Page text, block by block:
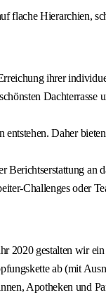
flache Hierarchien,
ihrer
Daher
an
oder
gestalten wir
ab (mit
Apotheken und